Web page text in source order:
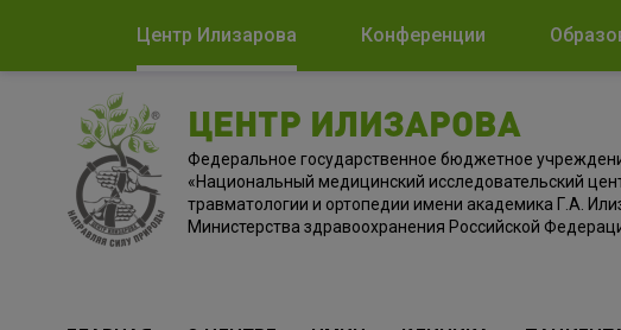
Центр Илизарова Конференции
ЦЕНТР ИЛИЗАРОВА
Федеральное государственное бюджетное
«Национальный медицинский исследовательский
травматологии и ортопедии имени академика Г.А.
Министерства здравоохранения Российской